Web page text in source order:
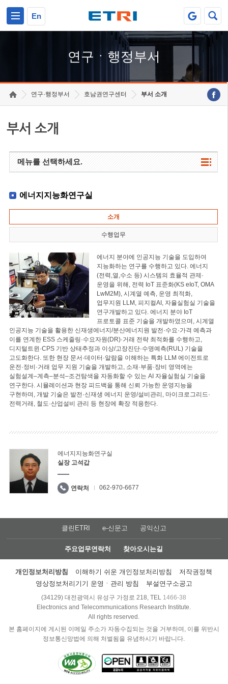
En
연구ㆍ행정부서
연구·행정부서 호남권연구센터 부서 소개
부서 소개
메뉴를 선택하세요.
에너지지능화연구실
소개
수행업무
에너지 분야에 인공지능 기술을 도입하여
지능화하는 연구를 수행하고 있다. 에너지
(전력,열,수소 등) 시스템의 효율적 관제·
운영을 위해, 전력 IoT 표준화(KS eIoT, OMA
LwM2M), 시계열 예측, 운영 최적화,
업무지원 LLM, 피지컬AI, 자율실험실 기술을
연구개발하고 있다. 에너지 분야 IoT
프로토콜 표준 기술을 개발하였으며, 시계열
인공지능 기술을 활용한 신재생에너지/분산에너지원 발전·수요·가격 예측과
이를 연계한 ESS 스케줄링·수요자원(DR)·거래 전략 최적화를 수행하고,
디지털트윈·CPS 기반 상태추정과 이상/고장진단·수명예측(RUL) 기술을
고도화한다. 또한 현장 문서·데이터·알람을 이해하는 특화 LLM 에이전트로
운전·정비·거래 업무 지원 기술을 개발하고, 소재·부품·장비 영역에는
실험설계–계측–분석–조건탐색을 자동화할 수 있는 AI 자율실험실 기술을
연구한다. 시뮬레이션과 현장 피드백을 통해 신뢰 가능한 운영지능을
구현하며, 개발 기술은 발전·신재생 에너지 운영/설비관리, 마이크로그리드·
전력거래, 철도·산업설비 관리 등 현장에 확장 적용한다.
에너지지능화연구실
실장 고석갑
연락처 062-970-6677
클린ETRI e-신문고 공익신고
주요업무연락처 찾아오시는길
개인정보처리방침 이해하기 쉬운 개인정보처리방침
저작권정책
영상정보처리기기 운영ㆍ관리 방침
부설연구소공고
(34129) 대전광역시 유성구 가정로 218, TEL 1466-38
Electronics and Telecommunications Research Institute.
All rights reserved.
본 홈페이지에 게시된 이메일 주소가 자동수집되는 것을 거부하며, 이를 위반시
정보통신망법에 의해 처벌됨을 유념하시기 바랍니다.